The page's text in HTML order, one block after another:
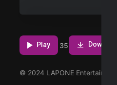
Play 35 Download
© 2024 LAPONE Entertainment